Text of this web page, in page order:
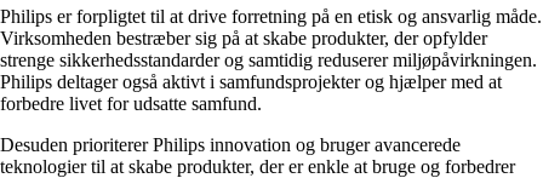
Philips er forpligtet til at drive forretning på en etisk og ansvarlig måde.
Virksomheden bestræber sig på at skabe produkter, der opfylder
strenge sikkerhedsstandarder og samtidig reduserer miljøpåvirkningen.
Philips deltager også aktivt i samfundsprojekter og hjælper med at
forbedre livet for udsatte samfund.
Desuden prioriterer Philips innovation og bruger avancerede
teknologier til at skabe produkter, der er enkle at bruge og forbedrer